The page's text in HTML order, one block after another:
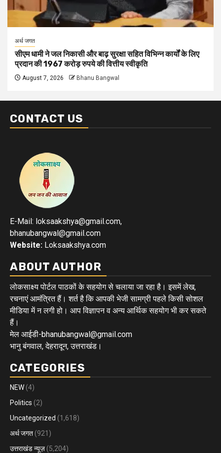
अर्थ जगत
सीएम धामी ने जल निकासी और बाढ़ सुरक्षा सहित विभिन्न कार्यों के लिए
प्रदान की 1967 करोड़ रुपये की वित्तीय स्वीकृति
August 7, 2026 Bhanu Bangwal
CONTACT US
E-Mail: loksaakshya@gmail.com,
bhanubangwal@gmail.com
Website: Loksaakshya.com
ABOUT AUTHOR
लोकसाक्ष्य पोर्टल पाठकों के सहयोग से चलाया जा रहा है। इसमें लेख,
रचनाएं आमंत्रित हैं। शर्त है कि आपकी भेजी सामग्री पहले किसी सोशल
मीडिया में न लगी हो। आप विज्ञापन व अन्य आर्थिक सहयोग भी कर सकते
हैं।
मेल आईडी-bhanubangwal@gmail.com
भानु बंगवाल, देहरादून, उत्तराखंड।
CATEGORIES
NEW (4)
Politics (2)
Uncategorized (1,618)
अर्थ जगत (921)
उत्तराखंड न्यूज़ (5,204)